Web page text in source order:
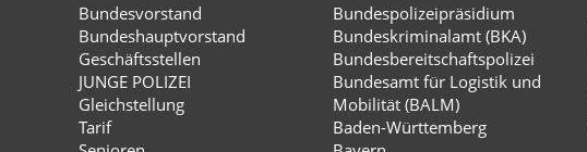
Bundesvorstand
Bundeshauptvorstand
Geschäftsstellen
JUNGE POLIZEI
Gleichstellung
Tarif
Bundespolizeipräsidium
Bundeskriminalamt (BKA)
Bundesbereitschaftspolizei
Bundesamt für Logistik und
Mobilität (BALM)
Baden-Württemberg